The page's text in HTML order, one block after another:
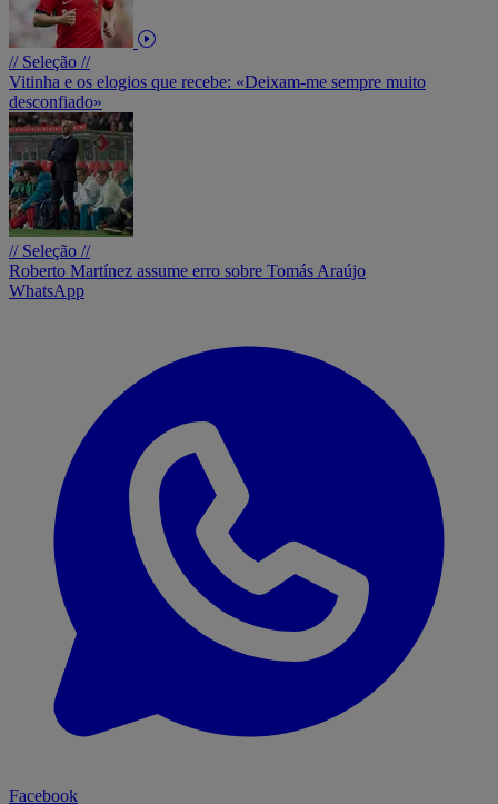
// Seleção //
Vitinha e os elogios que recebe: «Deixam-me sempre muito
desconfiado»
// Seleção //
Roberto Martínez assume erro sobre Tomás Araújo
WhatsApp
Facebook